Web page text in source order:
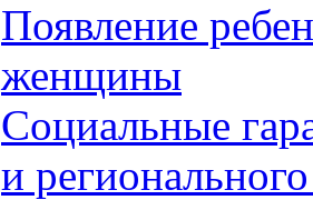
Появление
женщины
Социальные
и